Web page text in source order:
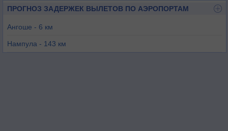
ПРОГНОЗ ЗАДЕРЖЕК ВЫЛЕТОВ ПО АЭРОПОРТАМ
Ангоше - 6 км
Нампула - 143 км